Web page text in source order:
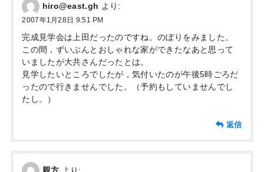
hiro@east.gh より:
2007年1月28日 9:51 PM
完成見学会は上田だったのですね。のぼりをみました。
この間，ずいぶんとおしゃれな家ができたなあと思って
いましたが大共さんだったとは。
見学したいところでしたが，気付いたのが午後5時ごろだ
ったので行きませんでした。（予約もしていませんでし
たし。）
返信